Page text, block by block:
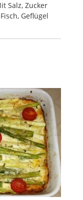
Salz, Zucker
Geflügel